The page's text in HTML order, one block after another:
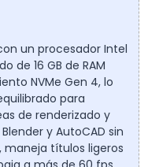
un procesador Intel
de 16 GB de RAM
NVMe Gen 4, lo
para
de renderizado y
y AutoCAD sin
maneja títulos ligeros